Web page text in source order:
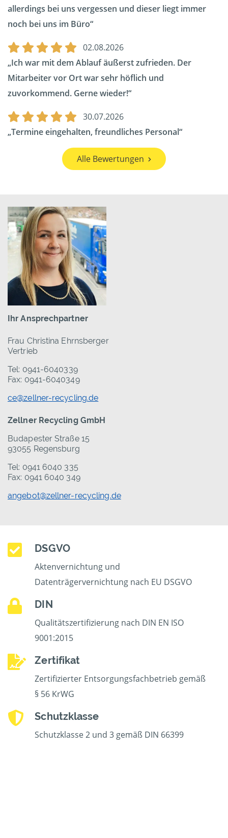
allerdings bei uns vergessen und dieser liegt immer
noch bei uns im Büro
02.08.2026
Ich war mit dem Ablauf äußerst zufrieden. Der
Mitarbeiter vor Ort war sehr höflich und
zuvorkommend. Gerne wieder!
30.07.2026
Termine eingehalten, freundliches Personal
Alle Bewertungen
Ihr Ansprechpartner
Frau Christina Ehrnsberger
Vertrieb
Tel: 0941-6040339
Fax: 0941-6040349
ce@zellner-recycling.de
Zellner Recycling GmbH
Budapester Straße 15
93055 Regensburg
Tel: 0941 6040 335
Fax: 0941 6040 349
angebot@zellner-recycling.de
DSGVO
Aktenvernichtung und
Datenträgervernichtung nach EU DSGVO
DIN
Qualitätszertifizierung nach DIN EN ISO
9001:2015
Zertifikat
Zertifizierter Entsorgungsfachbetrieb gemäß
§ 56 KrWG
Schutzklasse
Schutzklasse 2 und 3 gemäß DIN 66399